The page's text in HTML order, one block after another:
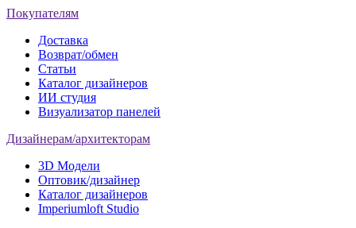
Покупателям
Доставка
Возврат/обмен
Статьи
Каталог дизайнеров
ИИ студия
Визуализатор панелей
Дизайнерам/архитекторам
3D Модели
Оптовик/дизайнер
Каталог дизайнеров
Imperiumloft Studio